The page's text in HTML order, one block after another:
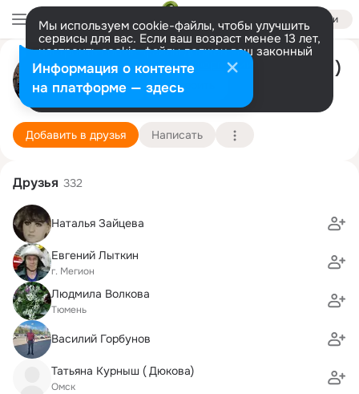
Войти
Мы используем cookie-файлы, чтобы улучшить
сервисы для вас. Если ваш возраст менее 13 лет,
настроить cookie-файлы должен ваш законный
представитель. Больше информации
Разрешить все Настроить
Людмила Hollmann ( Салтыкова )
Aachen 25 апреля Подробнее
Добавить в друзья Написать
Друзья 332
Наталья Зайцева
Евгений Лыткин
г. Мегион
Людмила Волкова
Тюмень
Василий Горбунов
Татьяна Курныш ( Дюкова)
Омск
Информация о контенте
на платформе — здесь